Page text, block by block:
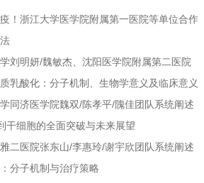
！浙江大学医学院附属第一医院等单位合作
刘明妍/魏敏杰、沈阳医学院附属第二医院
乳酸化：分子机制、生物学意义及临床意义
同济医学院魏双/陈孝平/隗佳团队系统阐述
干细胞的全面突破与未来展望
二医院张东山/李惠玲/谢宇欣团队系统阐述
分子机制与治疗策略